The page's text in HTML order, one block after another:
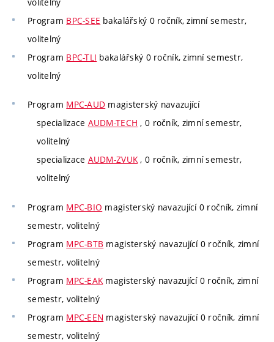
Program BPC-SEE bakalářský 0 ročník, zimní semestr,
volitelný
Program BPC-TLI bakalářský 0 ročník, zimní semestr,
volitelný
Program MPC-AUD magisterský navazující
specializace AUDM-TECH , 0 ročník, zimní semestr,
volitelný
specializace AUDM-ZVUK, 0 ročník, zimní semestr,
volitelný
Program MPC-BIO magisterský navazující 0 ročník, zimní
semestr, volitelný
Program MPC-BTB magisterský navazující 0 ročník, zimní
semestr, volitelný
Program MPC-EAK magisterský navazující 0 ročník, zimní
semestr, volitelný
Program MPC-EEN magisterský navazující 0 ročník, zimní
semestr, volitelný